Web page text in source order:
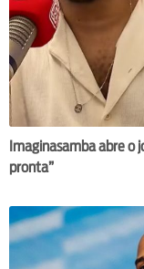
Imaginasamba abre o
pronta”